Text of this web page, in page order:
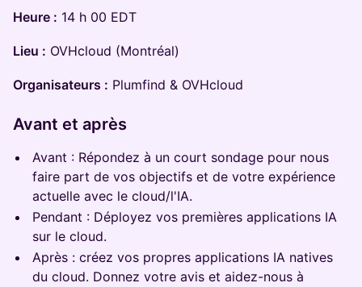
Heure : 14 h 00 EDT
Lieu : OVHcloud (Montréal)
Organisateurs : Plumfind & OVHcloud
Avant et après
Avant : Répondez à un court sondage pour nous
faire part de vos objectifs et de votre expérience
actuelle avec le cloud/l'IA.
Pendant : Déployez vos premières applications IA
sur le cloud.
Après : créez vos propres applications IA natives
du cloud. Donnez votre avis et aidez-nous à